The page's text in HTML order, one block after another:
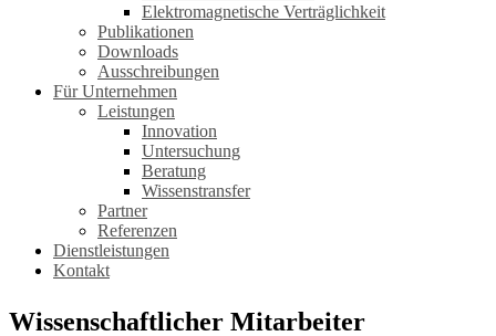
Elektromagnetische Verträglichkeit
Publikationen
Downloads
Ausschreibungen
Für Unternehmen
Leistungen
Innovation
Untersuchung
Beratung
Wissenstransfer
Partner
Referenzen
Dienstleistungen
Kontakt
Wissenschaftlicher Mitarbeiter